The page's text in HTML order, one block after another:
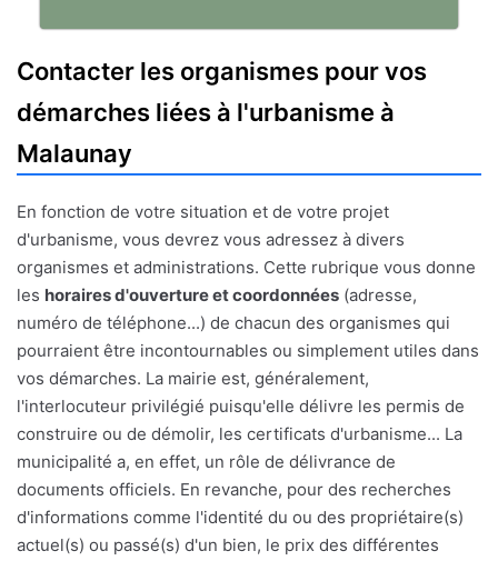
Contacter les organismes pour vos
démarches liées à l'urbanisme à
Malaunay
En fonction de votre situation et de votre projet
d'urbanisme, vous devrez vous adressez à divers
organismes et administrations. Cette rubrique vous donne
les horaires d'ouverture et coordonnées (adresse,
numéro de téléphone...) de chacun des organismes qui
pourraient être incontournables ou simplement utiles dans
vos démarches. La mairie est, généralement,
l'interlocuteur privilégié puisqu'elle délivre les permis de
construire ou de démolir, les certificats d'urbanisme... La
municipalité a, en effet, un rôle de délivrance de
documents officiels. En revanche, pour des recherches
d'informations comme l'identité du ou des propriétaire(s)
actuel(s) ou passé(s) d'un bien, le prix des différentes